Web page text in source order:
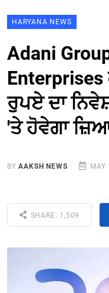
HARYANA NEWS
Adani
ਰੁਪਏ ਦਾ
'ਤੇ ਹੋਵੇਗਾ
BYAAKSH NEWS
SHARE: 1,509